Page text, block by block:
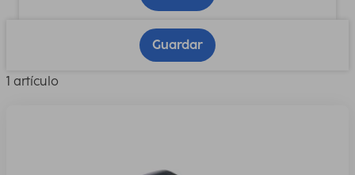
Guardar
1 artículo